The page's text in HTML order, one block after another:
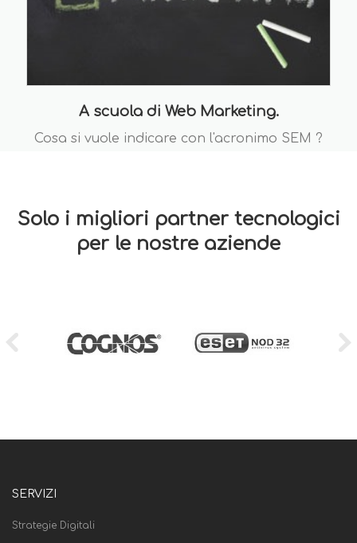
A scuola di Web Marketing.
Cosa si vuole indicare con l'acronimo SEM ?
Solo i migliori partner tecnologici
per le nostre aziende
SERVIZI
Strategie Digitali